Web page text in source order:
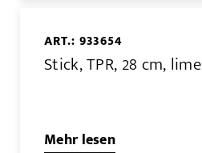
ART.: 933654
Stick, TPR, 28 cm, lime
Mehr lesen